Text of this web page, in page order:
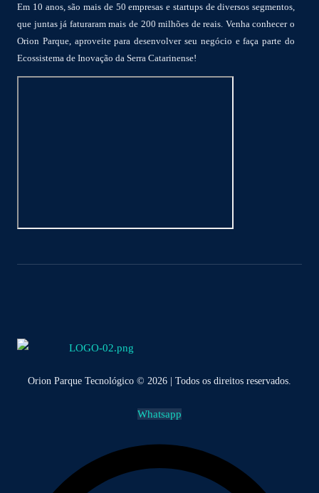
Em 10 anos, são mais de 50 empresas e startups de diversos segmentos,
que juntas já faturaram mais de 200 milhões de reais. Venha conhecer o
Orion Parque, aproveite para desenvolver seu negócio e faça parte do
Ecossistema de Inovação da Serra Catarinense!
Orion Parque Tecnológico © 2026 | Todos os direitos reservados.
Whatsapp